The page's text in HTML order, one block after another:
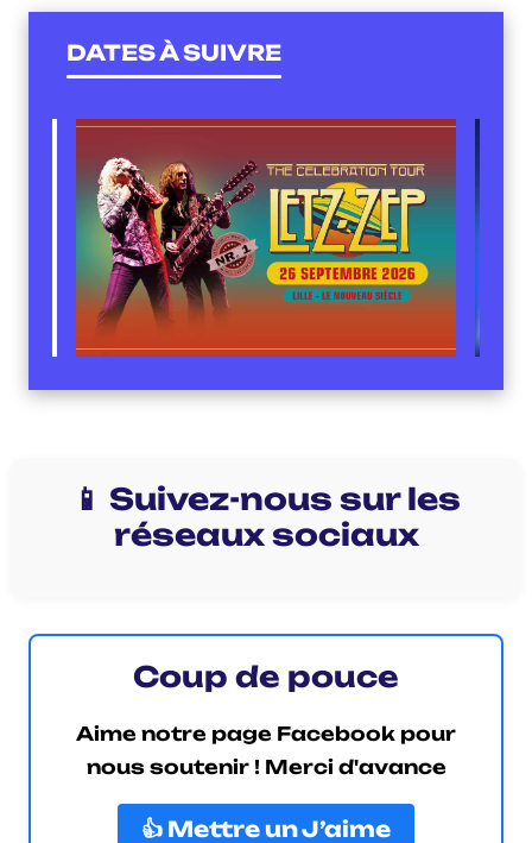
DATES À SUIVRE
📱 Suivez-nous sur les
réseaux sociaux
Coup de pouce
Aime notre page Facebook pour
nous soutenir ! Merci d'avance
👍 Mettre un J’aime